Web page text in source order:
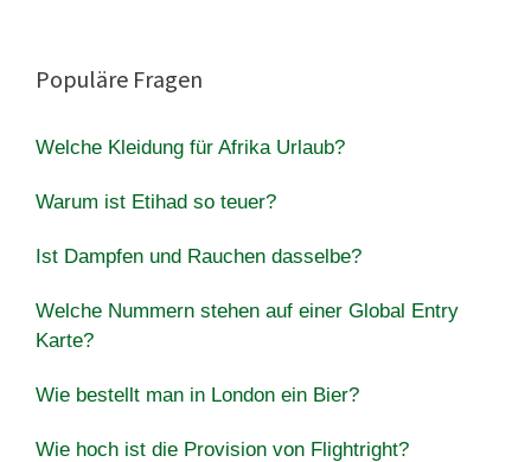
Populäre Fragen
Welche Kleidung für Afrika Urlaub?
Warum ist Etihad so teuer?
Ist Dampfen und Rauchen dasselbe?
Welche Nummern stehen auf einer Global Entry
Karte?
Wie bestellt man in London ein Bier?
Wie hoch ist die Provision von Flightright?